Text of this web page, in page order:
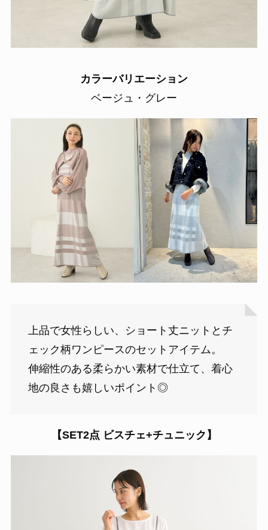
カラーバリエーション
ベージュ・グレー
上品で女性らしい、ショート丈ニットとチ
ェック柄ワンピースのセットアイテム。
伸縮性のある柔らかい素材で仕立て、着心
地の良さも嬉しいポイント◎
【SET2点 ビスチェ+チュニック】